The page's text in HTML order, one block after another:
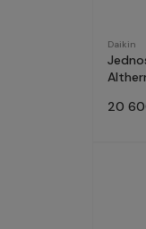
Daikin
20